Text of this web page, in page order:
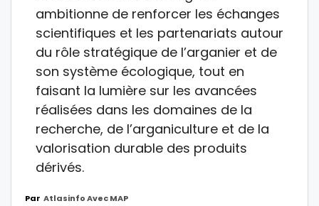
ambitionne de renforcer les échanges
scientifiques et les partenariats autour
du rôle stratégique de l’arganier et de
son système écologique, tout en
faisant la lumière sur les avancées
réalisées dans les domaines de la
recherche, de l’arganiculture et de la
valorisation durable des produits
dérivés.
Par Atlasinfo Avec MAP